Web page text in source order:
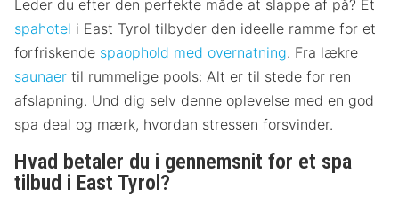
Leder du efter den perfekte måde at slappe af på? Et
spahotel i East Tyrol tilbyder den ideelle ramme for et
forfriskende spaophold med overnatning. Fra lækre
saunaer til rummelige pools: Alt er til stede for ren
afslapning. Und dig selv denne oplevelse med en god
spa deal og mærk, hvordan stressen forsvinder.
Hvad betaler du i gennemsnit for et spa
tilbud i East Tyrol?